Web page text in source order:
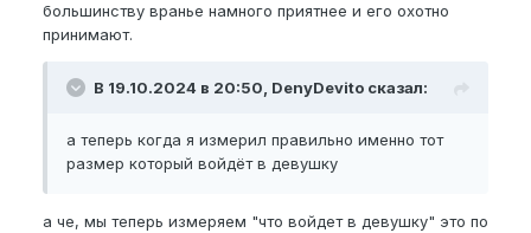
большинству вранье намного приятнее и его охотно
принимают.
В 19.10.2024 в 20:50, DenyDevito сказал:
а теперь когда я измерил правильно именно тот
размер который войдёт в девушку
а че, мы теперь измеряем "что войдет в девушку" это по